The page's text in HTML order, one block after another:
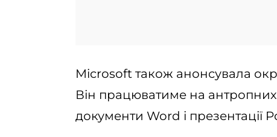
Microsoft також анонсувала
Він працюватиме на
документи Word і презентації